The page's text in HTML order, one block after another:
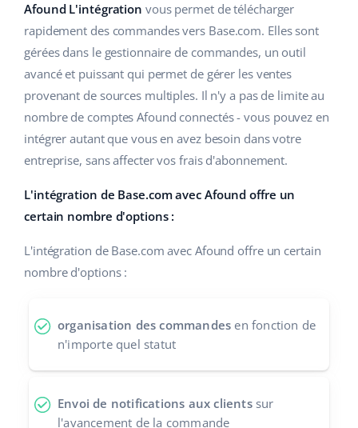
Gestion logistique
Automatisation des flux
Base Connect
L'IA au service du e-commerce
Maison et jardin
Produits pour enfants
Électronique
Pièces automobiles
Supermarché
Santé et beauté
Aide
Académie
Services
Audit des comptes
Calculateur de gains
english (US)
english (GB)
english (IN)
čeština
deutsch
Ελληνικά
español (MX)
Italiano
português (BR)
Afound L'intégration vous permet de télécharger
rapidement des commandes vers Base.com. Elles sont
gérées dans le gestionnaire de commandes, un outil
avancé et puissant qui permet de gérer les ventes
provenant de sources multiples. Il n'y a pas de limite au
nombre de comptes Afound connectés - vous pouvez en
intégrer autant que vous en avez besoin dans votre
entreprise, sans affecter vos frais d'abonnement.
L'intégration de Base.com avec Afound offre un
certain nombre d'options :
L'intégration de Base.com avec Afound offre un certain
nombre d'options :
organisation des commandes en fonction de
n'importe quel statut
Envoi de notifications aux clientssur
l'avancement de la commande